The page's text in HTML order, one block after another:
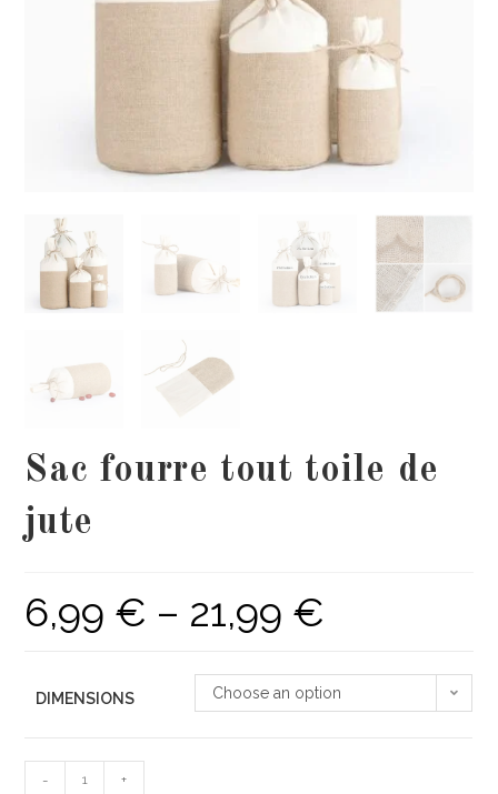
Sac fourre tout toile de
jute
6,99 € – 21,99 €
6,99 €
through
DIMENSIONS Choose an option
- +